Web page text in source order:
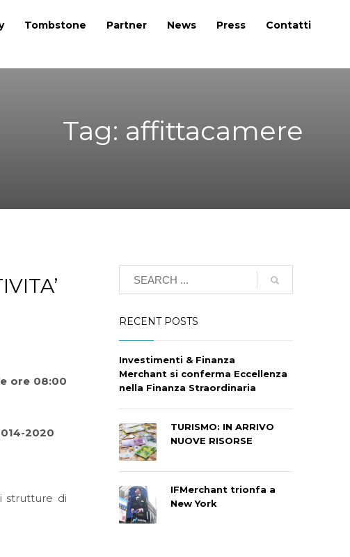
Tombstone Partner News Press
Contatti
Tag: affittacamere
ore 08:00
2020
strutture di
RECENT POSTS
Investimenti & Finanza
Merchant si conferma Eccellenza
nella Finanza Straordinaria
TURISMO: IN ARRIVO
NUOVE RISORSE
IFMerchant trionfa a
New York